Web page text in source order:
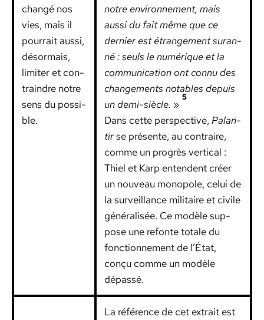
changé nos
vies, mais il
pour­rait aus­si,
désor­mais,
lim­iter et con­
train­dre notre
sens du pos­si­
ble.
notre envi­ron­nement, mais
aus­si du fait même que ce
dernier est étrange­ment suran­
né : seuls le numérique et la
com­mu­ni­ca­tion ont con­nu des
change­ments nota­bles depuis
un demi-siè­cle. »
5
Dans cette per­spec­tive, Palan­
tirse présente, au con­traire,
comme un pro­grès ver­ti­cal :
Thiel et Karp enten­dent créer
un nou­veau mono­pole, celui de
la sur­veil­lance mil­i­taire et civile
général­isée. Ce mod­èle sup­
pose une refonte totale du
fonc­tion­nement de l’État,
conçu comme un mod­èle
dépassé.
La référence de cet extrait est